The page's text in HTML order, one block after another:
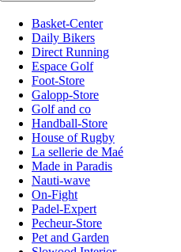
Basket-Center
Daily Bikers
Direct Running
Espace Golf
Foot-Store
Galopp-Store
Golf and co
Handball-Store
House of Rugby
La sellerie de Maé
Made in Paradis
Nauti-wave
On-Fight
Padel-Expert
Pecheur-Store
Pet and Garden